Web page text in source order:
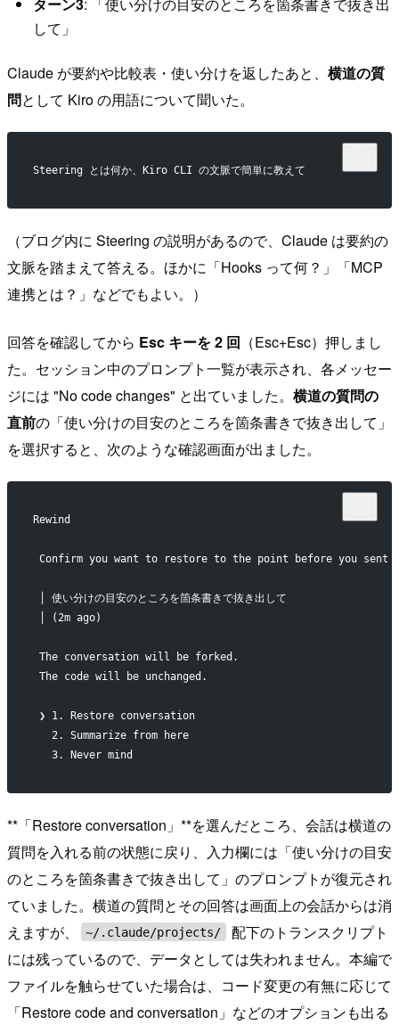
して」
Claude が要約や比較表・使い分けを返したあと、 横道の質
問として Kiro の用語について聞いた。
Steering とは何か、Kiro CLI の文脈で簡単に教えて
（ブログ内に Steering の説明があるので、Claude は要約の
文脈を踏まえて答える。ほかに「Hooks って何？」「MCP
連携とは？」などでもよい。）
回答を確認してから Esc キーを 2 回 （Esc+Esc）押しまし
た。セッション中のプロンプト一覧が表示され、各メッセー
ジには "No code changes" と出ていました。 横道の質問の
直前の「使い分けの目安のところを箇条書きで抜き出して」
を選択すると、次のような確認画面が出ました。
Rewind
Confirm you want to restore to the point before you sent
│ 使い分けの目安のところを箇条書きで抜き出して
│ (2m ago)
The conversation will be forked.
The code will be unchanged.
❯ 1. Restore conversation
   2. Summarize from here
   3. Never mind
**「Restore conversation」**を選んだところ、会話は横道の
質問を入れる前の状態に戻り、入力欄には「使い分けの目安
のところを箇条書きで抜き出して」のプロンプトが復元され
ていました。横道の質問とその回答は画面上の会話からは消
えますが、
~/.claude/projects/
配下のトランスクリプト
には残っているので、データとしては失われません。本編で
ファイルを触らせていた場合は、コード変更の有無に応じて
「Restore code and conversation」などのオプションも出る